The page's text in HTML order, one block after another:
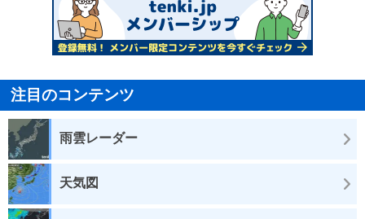
注目のコンテンツ
雨雲レーダー
天気図